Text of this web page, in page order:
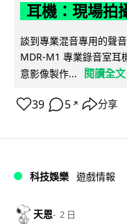
耳機：現場拍
談到專業混音專用的聲
MDR-M1 專業錄音室耳
意影像製作...
閱讀全文
39 5 ↗ 分享
科技娛樂 遊戲情報
天恩 2 日